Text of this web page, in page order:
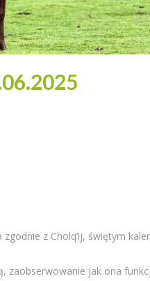
z Cholq’ij, świętym
zaobserwowanie jak ona